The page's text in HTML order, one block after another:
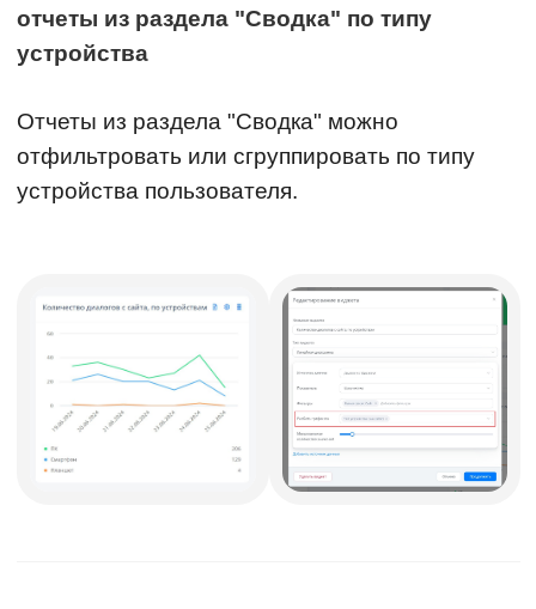
отчеты из раздела "Сводка" по типу
устройства
Отчеты из раздела "Сводка" можно
отфильтровать или сгруппировать по типу
устройства пользователя.